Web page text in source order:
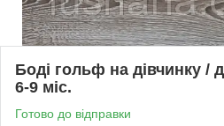
Боді гольф на дівчинку /
6-9 міс.
Готово до відправки